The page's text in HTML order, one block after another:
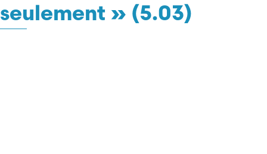
seulement » (5.03)